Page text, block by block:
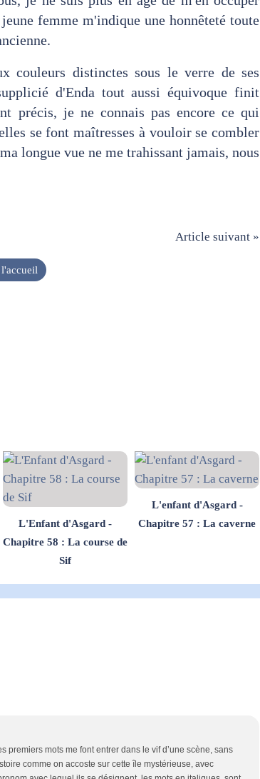
femme m'indique une honnêteté toute
couleurs distinctes sous le verre de ses
d'Enda tout aussi équivoque finit
précis, je ne connais pas encore ce qui
se font maîtresses à vouloir se combler
longue vue ne me trahissant jamais, nous
Article suivant »
L'Enfant d'Asgard -
Chapitre 58 : La course de
Sif
L'enfant d'Asgard -
Chapitre 57 : La caverne
mots me font entrer dans le vif d’une scène, sans
comme on accoste sur cette île mystérieuse, avec